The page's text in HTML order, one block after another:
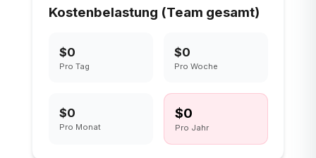
Kostenbelastung (Team gesamt)
$0
Pro Tag
$0
Pro Woche
$0
Pro Monat
$0
Pro Jahr